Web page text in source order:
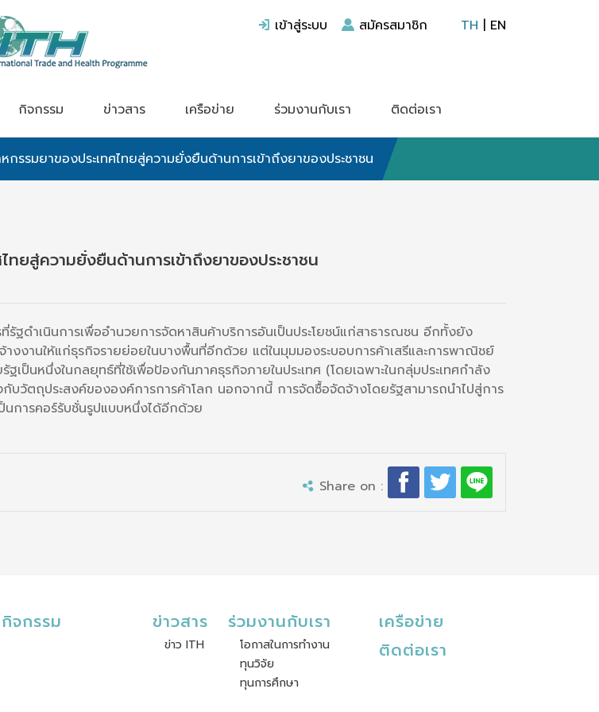
เข้าสู่ระบบ สมัครสมาชิก TH | EN
กิจกรรม ข่าวสาร เครือข่าย ร่วมงานกับเรา ติดต่อเรา
กรรมยาของประเทศไทยสู่ความยั่งยืนด้านการเข้าถึงยาของประชาชน
ทยสู่ความยั่งยืนด้านการเข้าถึงยาของประชาชน
ฐดำเนินการเพื่ออำนวยการจัดหาสินค้าบริการอันเป็นประโยชน์แก่สาธารณชน อีกทั้งยัง
งงานให้แก่ธุรกิจรายย่อยในบางพื้นที่อีกด้วย แต่ในมุมมองระบอบการค้าเสรีและการพาณิชย์
ฐเป็นหนึ่งในกลยุทธ์ที่ใช้เพื่อป้องกันภาคธุรกิจภายในประเทศ (โดยเฉพาะในกลุ่มประเทศกำลัง
วัตถุประสงค์ขององค์การการค้าโลก นอกจากนี้ การจัดซื้อจัดจ้างโดยรัฐสามารถนำไปสู่การ
การคอร์รับชั่นรูปแบบหนึ่งได้อีกด้วย
Share on :
กิจกรรม ข่าวสาร
ข่าว ITH
ร่วมงานกับเรา
โอกาสในการทำงาน
ทุนวิจัย
ทุนการศึกษา
เครือข่าย
ติดต่อเรา